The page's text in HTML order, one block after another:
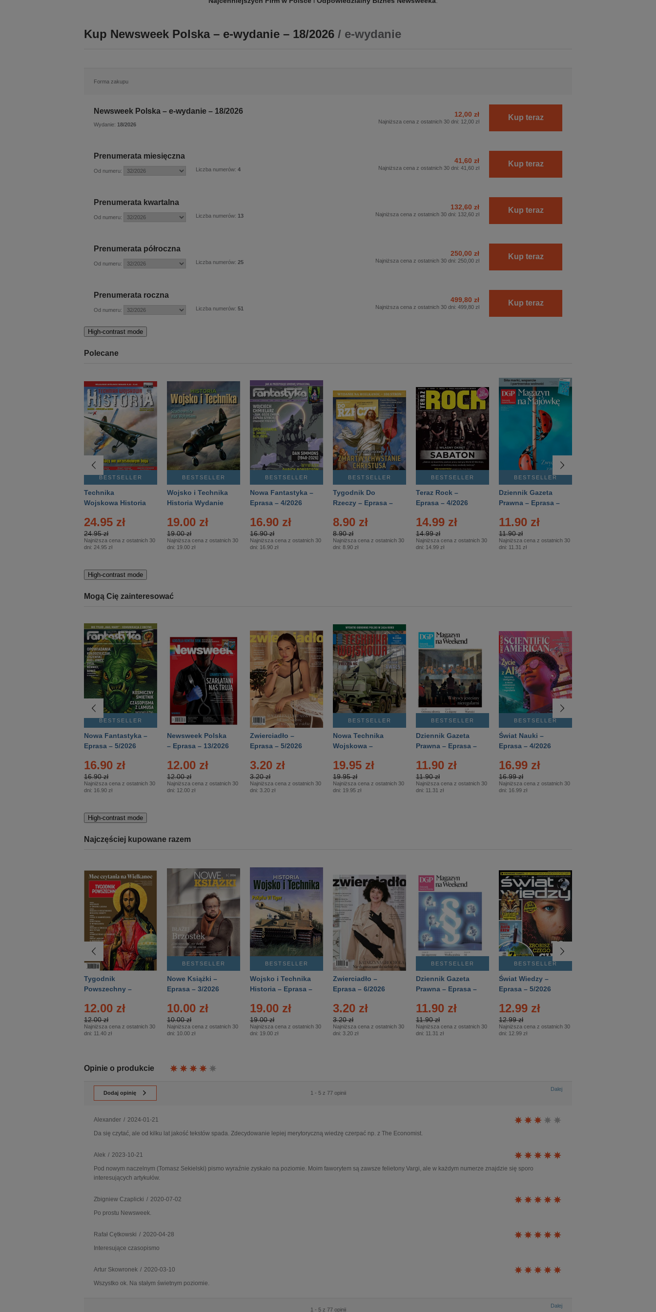
Kup Newsweek Polska – e-wydanie – 18/2026 / e-wydanie
Forma zakupu
Newsweek Polska – e-wydanie – 18/2026
Wydanie: 18/2026
12,00 zł
Najniższa cena z ostatnich 30 dni: 12,00 zł Kup teraz
Prenumerata miesięczna
Od numeru: Liczba numerów: 4
41,60 zł
Najniższa cena z ostatnich 30 dni: 41,60 zł Kup teraz
Prenumerata kwartalna
Od numeru: Liczba numerów: 13
132,60 zł
Najniższa cena z ostatnich 30 dni: 132,60 zł Kup teraz
Prenumerata półroczna
Od numeru: Liczba numerów: 25
250,00 zł
Najniższa cena z ostatnich 30 dni: 250,00 zł Kup teraz
Prenumerata roczna
Od numeru: Liczba numerów: 51
499,80 zł
Najniższa cena z ostatnich 30 dni: 499,80 zł Kup teraz
High-contrast mode
Polecane
BESTSELLER
Technika
Wojskowa Historia
24.95 zł
24.95 zł
Najniższa cena z ostatnich 30
dni: 24.95 zł
BESTSELLER
Wojsko i Technika
Historia Wydanie
– 2/2026
19.00 zł
19.00 zł
Najniższa cena z ostatnich 30
dni: 19.00 zł
BESTSELLER
Nowa Fantastyka –
Eprasa – 4/2026
16.90 zł
16.90 zł
Najniższa cena z ostatnich 30
dni: 16.90 zł
BESTSELLER
Tygodnik Do
Rzeczy – Eprasa –
8.90 zł
8.90 zł
Najniższa cena z ostatnich 30
dni: 8.90 zł
BESTSELLER
Teraz Rock –
Eprasa – 4/2026
14.99 zł
14.99 zł
Najniższa cena z ostatnich 30
dni: 14.99 zł
BESTSELLER
Dziennik Gazeta
Prawna – Eprasa –
11.90 zł
11.90 zł
Najniższa cena z ostatnich 30
dni: 11.31 zł
High-contrast mode
Mogą Cię zainteresować
BESTSELLER
Nowa Fantastyka –
Eprasa – 5/2026
16.90 zł
16.90 zł
Najniższa cena z ostatnich 30
dni: 16.90 zł
Newsweek Polska
– Eprasa – 13/2026
12.00 zł
12.00 zł
Najniższa cena z ostatnich 30
dni: 12.00 zł
Zwierciadło –
Eprasa – 5/2026
3.20 zł
3.20 zł
Najniższa cena z ostatnich 30
dni: 3.20 zł
BESTSELLER
Nowa Technika
Wojskowa –
19.95 zł
19.95 zł
Najniższa cena z ostatnich 30
dni: 19.95 zł
BESTSELLER
Dziennik Gazeta
Prawna – Eprasa –
11.90 zł
11.90 zł
Najniższa cena z ostatnich 30
dni: 11.31 zł
BESTSELLER
Świat Nauki –
Eprasa – 4/2026
16.99 zł
16.99 zł
Najniższa cena z ostatnich 30
dni: 16.99 zł
High-contrast mode
Najczęściej kupowane razem
Tygodnik
Powszechny –
12.00 zł
12.00 zł
Najniższa cena z ostatnich 30
dni: 11.40 zł
BESTSELLER
Nowe Książki –
Eprasa – 3/2026
10.00 zł
10.00 zł
Najniższa cena z ostatnich 30
dni: 10.00 zł
BESTSELLER
Wojsko i Technika
Historia – Eprasa –
19.00 zł
19.00 zł
Najniższa cena z ostatnich 30
dni: 19.00 zł
Zwierciadło –
Eprasa – 6/2026
3.20 zł
3.20 zł
Najniższa cena z ostatnich 30
dni: 3.20 zł
BESTSELLER
Dziennik Gazeta
Prawna – Eprasa –
11.90 zł
11.90 zł
Najniższa cena z ostatnich 30
dni: 11.31 zł
BESTSELLER
Świat Wiedzy –
Eprasa – 5/2026
12.99 zł
12.99 zł
Najniższa cena z ostatnich 30
dni: 12.99 zł
Opinie o produkcie
Dodaj opinię 1 - 5 z 77 opinii
Dalej
Alexander / 2024-01-21
Da się czytać, ale od kilku lat jakość tekstów spada. Zdecydowanie lepiej merytoryczną wiedzę czerpać np. z The Economist.
Alek / 2023-10-21
Pod nowym naczelnym (Tomasz Sekielski) pismo wyraźnie zyskało na poziomie. Moim faworytem są zawsze felietony Vargi, ale w każdym numerze znajdzie się sporo
interesujących artykułów.
Zbigniew Czaplicki / 2020-07-02
Po prostu Newsweek.
Rafał Cętkowski / 2020-04-28
Interesujące czasopismo
Artur Skowronek / 2020-03-10
Wszystko ok. Na stałym świetnym poziomie.
1 - 5 z 77 opinii
Dalej